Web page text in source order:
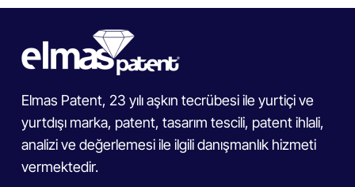
Elmas Patent, 23 yılı aşkın tecrübesi ile yurtiçi ve
yurtdışı marka, patent, tasarım tescili, patent ihlali,
analizi ve değerlemesi ile ilgili danışmanlık hizmeti
vermektedir.